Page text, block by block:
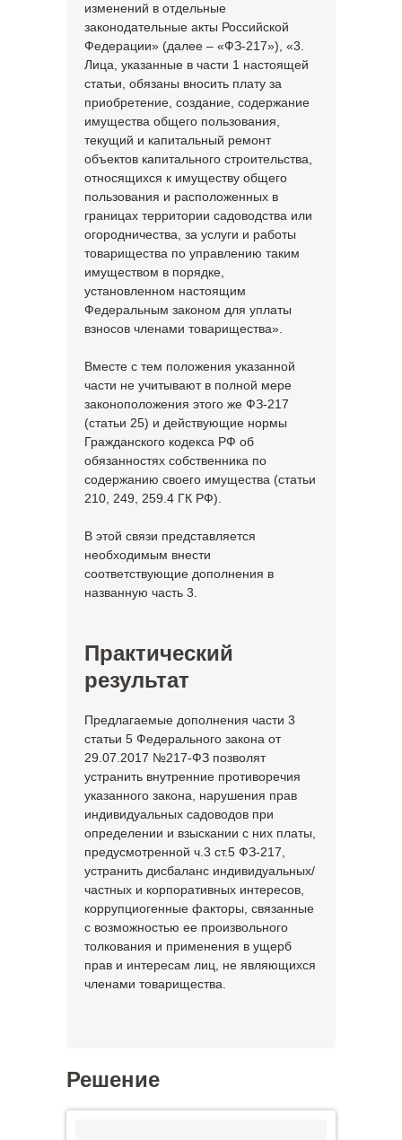
изменений в отдельные
законодательные акты Российской
Федерации» (далее – «ФЗ-217»), «3.
Лица, указанные в части 1 настоящей
статьи, обязаны вносить плату за
приобретение, создание, содержание
имущества общего пользования,
текущий и капитальный ремонт
объектов капитального строительства,
относящихся к имуществу общего
пользования и расположенных в
границах территории садоводства или
огородничества, за услуги и работы
товарищества по управлению таким
имуществом в порядке,
установленном настоящим
Федеральным законом для уплаты
взносов членами товарищества».
Вместе с тем положения указанной
части не учитывают в полной мере
законоположения этого же ФЗ-217
(статьи 25) и действующие нормы
Гражданского кодекса РФ об
обязанностях собственника по
содержанию своего имущества (статьи
210, 249, 259.4 ГК РФ).
В этой связи представляется
необходимым внести
соответствующие дополнения в
названную часть 3.
Практический
результат
Предлагаемые дополнения части 3
статьи 5 Федерального закона от
29.07.2017 №217-ФЗ позволят
устранить внутренние противоречия
указанного закона, нарушения прав
индивидуальных садоводов при
определении и взыскании с них платы,
предусмотренной ч.3 ст.5 ФЗ-217,
устранить дисбаланс индивидуальных/
частных и корпоративных интересов,
коррупциогенные факторы, связанные
с возможностью ее произвольного
толкования и применения в ущерб
прав и интересам лиц, не являющихся
членами товарищества.
Решение